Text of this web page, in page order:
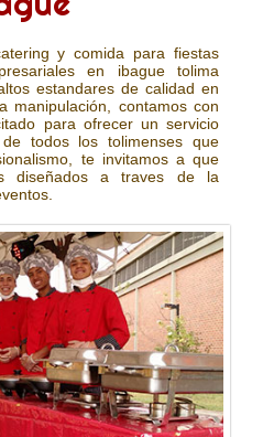
y comida para fiestas
en ibague tolima
estandares de calidad en
manipulación, contamos con
para ofrecer un servicio
todos los tolimenses que
te invitamos a que
diseñados a traves de la